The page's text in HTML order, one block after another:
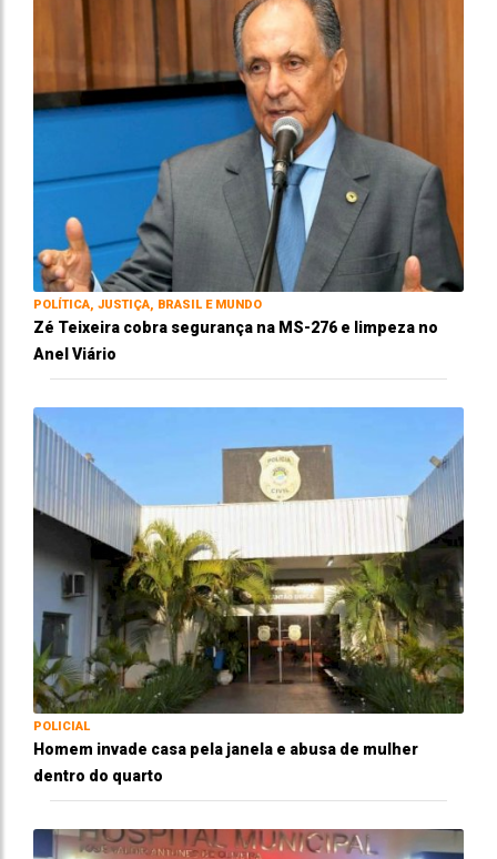
POLÍTICA, JUSTIÇA, BRASIL E MUNDO
Zé Teixeira cobra segurança na MS-276 e limpeza no
Anel Viário
POLICIAL
Homem invade casa pela janela e abusa de mulher
dentro do quarto